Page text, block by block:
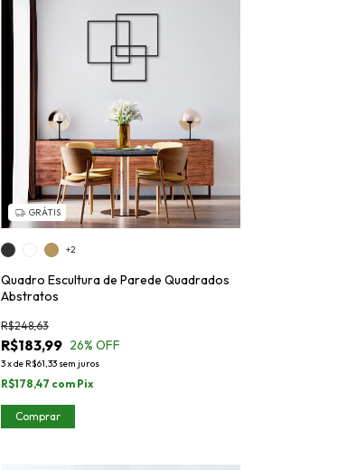
GRÁTIS
Quadro Escultura de Parede Quadrados
Abstratos
R$183,99
R$248,63
26% OFF
3xde R$61,33 sem juros
R$178,47 com Pix
+2
Comprar